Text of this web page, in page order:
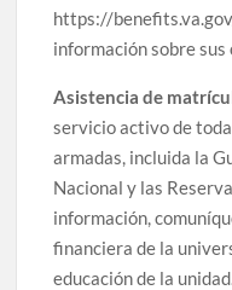
https://
información sobre sus
Asistencia de
servicio activo de
armadas, incluida la
Nacional y las
información,
financiera de la
educación de la